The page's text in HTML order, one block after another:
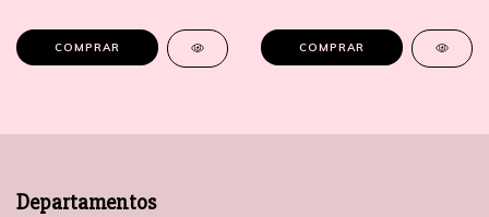
COMPRAR COMPRAR
Departamentos